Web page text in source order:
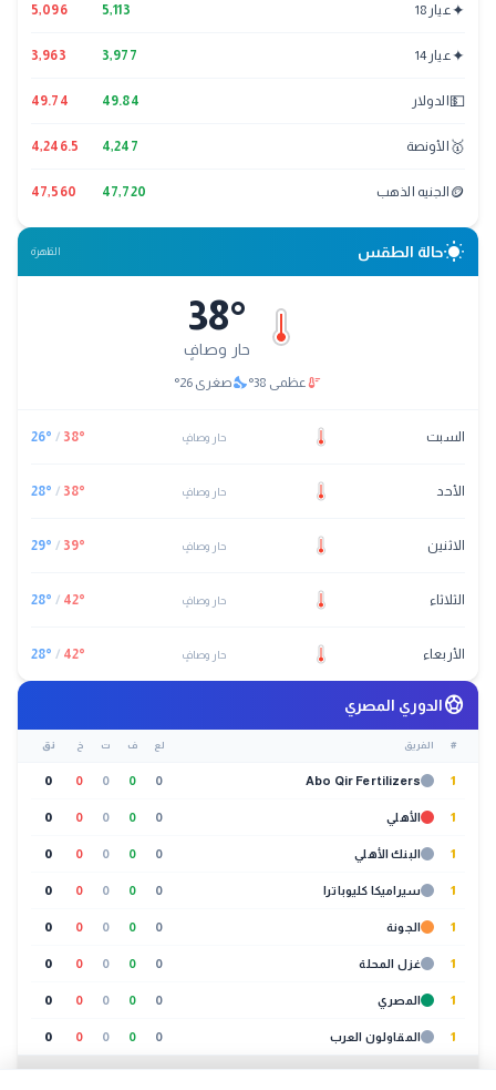
✦عيار 18 5,113
5,096
✦عيار 14 3,977
3,963
💵 الدولار 49.84
49.74
🥇 الأونصة 4,247
4,246.5
🪙 الجنيه الذهب 47,720
47,560
wb_sunnyحالة الطقس القاهرة
38°
حار وصافٍ
thermostatعظمى 38
°
nights_stayصغرى 26
°
السبت حار وصافٍ 38°
/
26°
الأحد حار وصافٍ 38°
/
28°
الاثنين حار وصافٍ 39°
/
29°
الثلاثاء حار وصافٍ 42°
/
28°
الأربعاء حار وصافٍ 42°
/
28°
sports_soccerالدوري المصري
# الفريق لع ف ت خ نق
1
Abo Qir Fertilizers
0
0
0
0
0
1 الأهلي 0
0
0
0
0
1 البنك الأهلي 0
0
0
0
0
1 سيراميكا كليوباترا 0
0
0
0
0
1 الجونة 0
0
0
0
0
1 غزل المحلة 0
0
0
0
0
1 المصري 0
0
0
0
0
1 المقاولون العرب 0
0
0
0
0